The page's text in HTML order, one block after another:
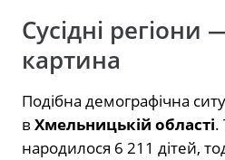
Сусідні регіони
картина
Подібна демографічна
в Хмельницькій області.
народилося 6 211 дітей,